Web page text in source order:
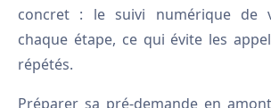
concret : le suivi numérique de
chaque étape, ce qui évite les
répétés.
Préparer sa pré-demande en